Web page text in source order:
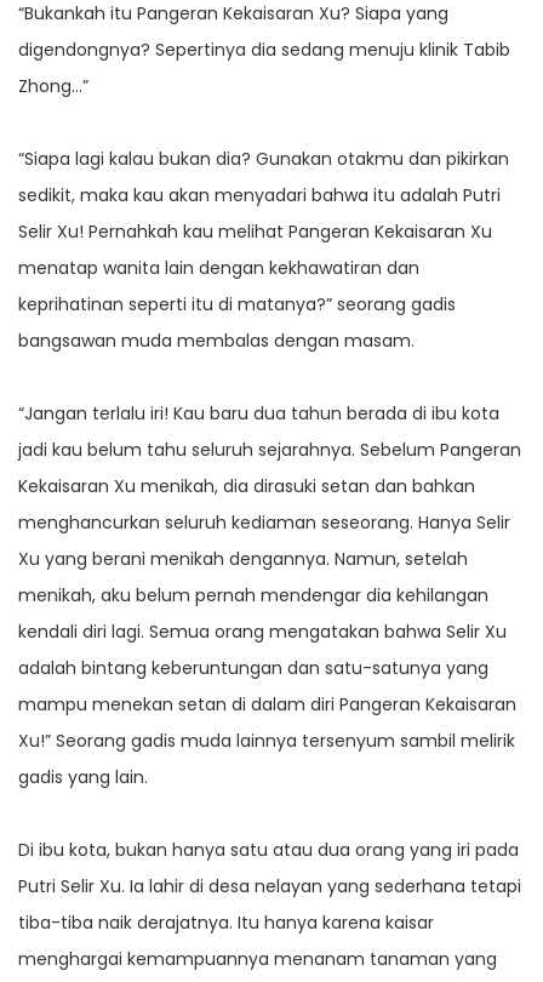
“Bukankah itu Pangeran Kekaisaran Xu? Siapa yang
digendongnya? Sepertinya dia sedang menuju klinik Tabib
Zhong…”
“Siapa lagi kalau bukan dia? Gunakan otakmu dan pikirkan
sedikit, maka kau akan menyadari bahwa itu adalah Putri
Selir Xu! Pernahkah kau melihat Pangeran Kekaisaran Xu
menatap wanita lain dengan kekhawatiran dan
keprihatinan seperti itu di matanya?” seorang gadis
bangsawan muda membalas dengan masam.
“Jangan terlalu iri! Kau baru dua tahun berada di ibu kota
jadi kau belum tahu seluruh sejarahnya. Sebelum Pangeran
Kekaisaran Xu menikah, dia dirasuki setan dan bahkan
menghancurkan seluruh kediaman seseorang. Hanya Selir
Xu yang berani menikah dengannya. Namun, setelah
menikah, aku belum pernah mendengar dia kehilangan
kendali diri lagi. Semua orang mengatakan bahwa Selir Xu
adalah bintang keberuntungan dan satu-satunya yang
mampu menekan setan di dalam diri Pangeran Kekaisaran
Xu!” Seorang gadis muda lainnya tersenyum sambil melirik
gadis yang lain.
Di ibu kota, bukan hanya satu atau dua orang yang iri pada
Putri Selir Xu. Ia lahir di desa nelayan yang sederhana tetapi
tiba-tiba naik derajatnya. Itu hanya karena kaisar
menghargai kemampuannya menanam tanaman yang